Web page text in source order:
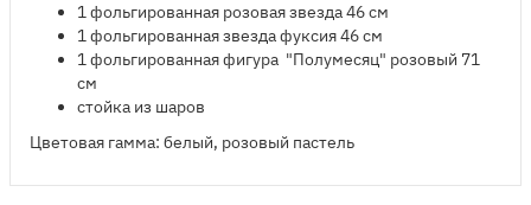
1 фольгированная розовая звезда 46 см
1 фольгированная звезда фуксия 46 см
1 фольгированная фигура "Полумесяц" розовый 71
см
стойка из шаров
Цветовая гамма: белый, розовый пастель